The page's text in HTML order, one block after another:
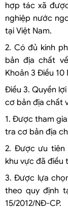
hợp tác xã
nghiệp nước
tại Việt Nam.
2. Có đủ kinh
bản địa chất
Khoản 3 Điều 10
Điều 3. Quyền
cơ bản địa chất
1. Được tham
tra cơ bản địa
2. Được ưu tiên
khu vực đã điều
3. Được lựa
theo quy định
15/2012/NĐ-CP.